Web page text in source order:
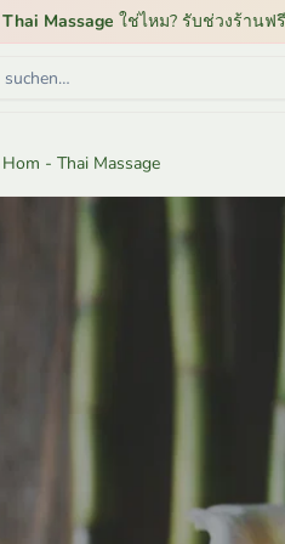
Massage ใช่ไหม? รับช่วงร้านฟรี
- Thai Massage